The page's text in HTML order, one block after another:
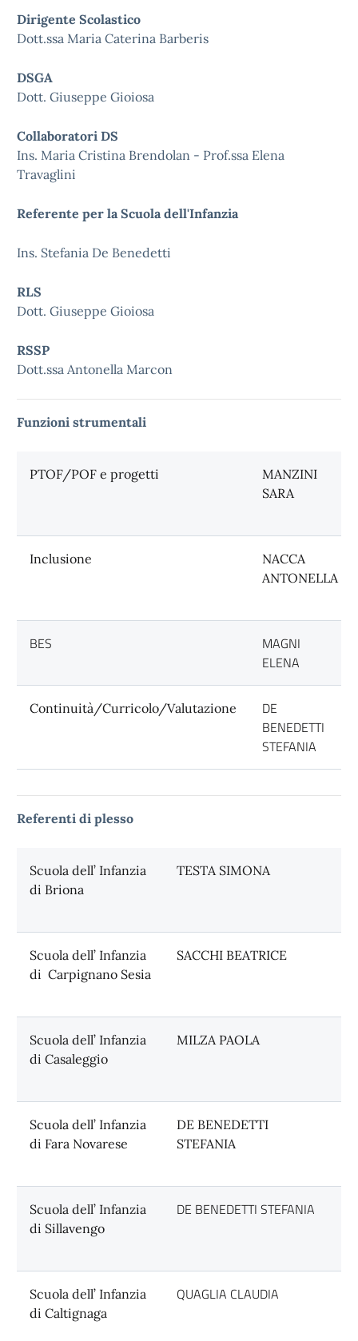
Dirigente Scolastico
Dott.ssa Maria Caterina Barberis
DSGA
Dott. Giuseppe Gioiosa
Collaboratori DS
Ins. Maria Cristina Brendolan - Prof.ssa Elena
Travaglini
Referente per la Scuola dell'Infanzia
Ins. Stefania De Benedetti
RLS
Dott. Giuseppe Gioiosa
RSSP
Dott.ssa Antonella Marcon
Funzioni strumentali
PTOF/POF e progetti
MANZINI
SARA
Inclusione
NACCA
ANTONELLA
BES
MAGNI
ELENA
Continuità/Curricolo/Valutazione
DE
BENEDETTI
STEFANIA
Referenti di plesso
Scuola dell’ Infanzia
di Briona
TESTA SIMONA
Scuola dell’ Infanzia
di Carpignano Sesia
SACCHI BEATRICE
Scuola dell’ Infanzia
di Casaleggio
MILZA PAOLA
Scuola dell’ Infanzia
di Fara Novarese
DE BENEDETTI
STEFANIA
Scuola dell’ Infanzia
di Sillavengo
DE BENEDETTI STEFANIA
Scuola dell’ Infanzia
di Caltignaga
QUAGLIA CLAUDIA